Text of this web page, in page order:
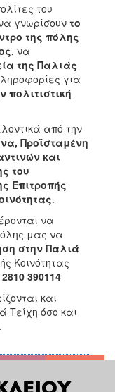
του
γνωρίσουν το
της πόλης
να
της Παλιάς
για
πολιτιστική
από την
Προϊσταμένη
και
του
Επιτροπής
.
να
μας να
στην Παλιά
Κοινότητας
390114
και
Τείχη όσο και